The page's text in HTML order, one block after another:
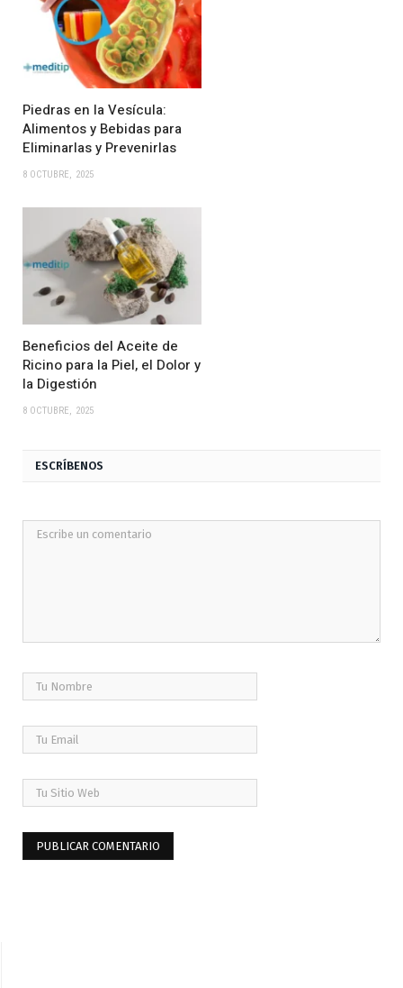
Piedras en la Vesícula:
Alimentos y Bebidas para
Eliminarlas y Prevenirlas
8 OCTUBRE, 2025
Beneficios del Aceite de
Ricino para la Piel, el Dolor y
la Digestión
8 OCTUBRE, 2025
ESCRÍBENOS